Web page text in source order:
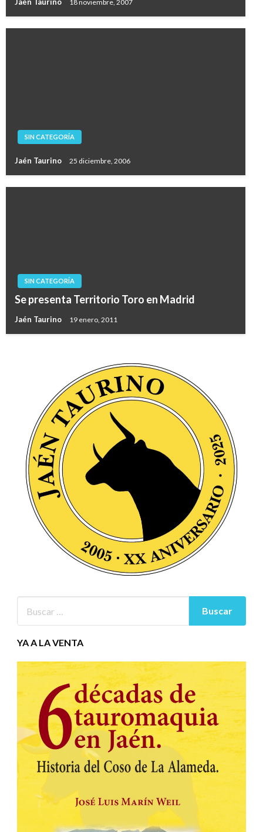
Jaén Taurino 18 noviembre, 2007
SIN CATEGORÍA
Jaén Taurino 25 diciembre, 2006
SIN CATEGORÍA
Se presenta Territorio Toro en Madrid
Jaén Taurino 19 enero, 2011
YA A LA VENTA